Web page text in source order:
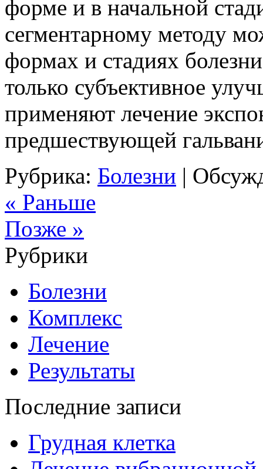
форме и в начальной
сегментарному методу
формах и стадиях
только субъективное
применяют лечение
предшествующей
Рубрика: Болезни |
« Раньше
Позже »
Рубрики
Болезни
Комплекс
Лечение
Результаты
Последние записи
Грудная клетка